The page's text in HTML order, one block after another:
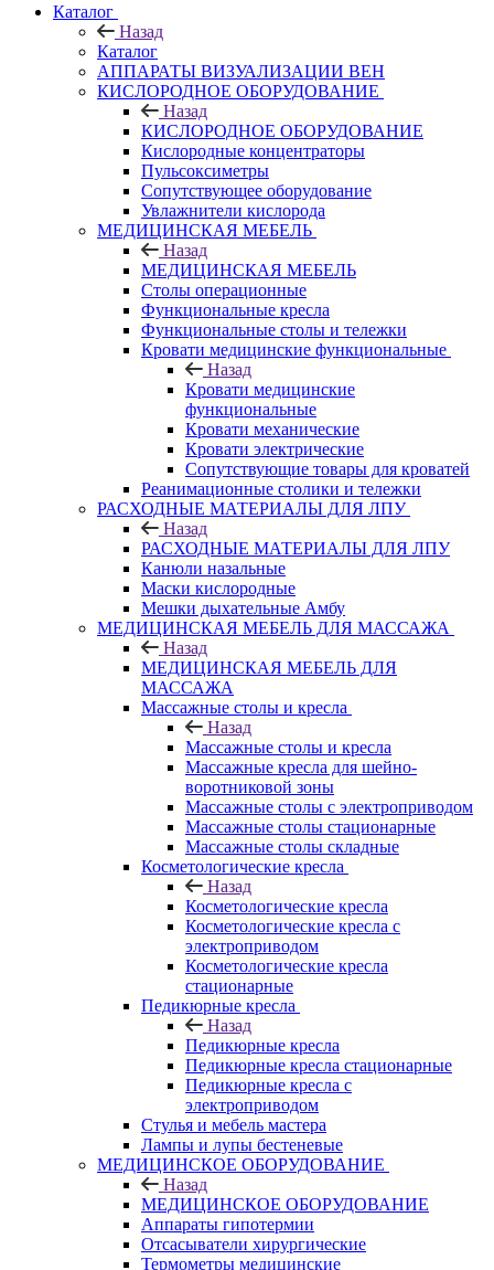
Каталог
Назад
Каталог
АППАРАТЫ ВИЗУАЛИЗАЦИИ ВЕН
КИСЛОРОДНОЕ ОБОРУДОВАНИЕ
Назад
КИСЛОРОДНОЕ ОБОРУДОВАНИЕ
Кислородные концентраторы
Пульсоксиметры
Сопутствующее оборудование
Увлажнители кислорода
МЕДИЦИНСКАЯ МЕБЕЛЬ
Назад
МЕДИЦИНСКАЯ МЕБЕЛЬ
Столы операционные
Функциональные кресла
Функциональные столы и тележки
Кровати медицинские функциональные
Назад
Кровати медицинские
функциональные
Кровати механические
Кровати электрические
Сопутствующие товары для кроватей
Реанимационные столики и тележки
РАСХОДНЫЕ МАТЕРИАЛЫ ДЛЯ ЛПУ
Назад
РАСХОДНЫЕ МАТЕРИАЛЫ ДЛЯ ЛПУ
Канюли назальные
Маски кислородные
Мешки дыхательные Амбу
МЕДИЦИНСКАЯ МЕБЕЛЬ ДЛЯ МАССАЖА
Назад
МЕДИЦИНСКАЯ МЕБЕЛЬ ДЛЯ
МАССАЖА
Массажные столы и кресла
Назад
Массажные столы и кресла
Массажные кресла для шейно-
воротниковой зоны
Массажные столы с электроприводом
Массажные столы стационарные
Массажные столы складные
Косметологические кресла
Назад
Косметологические кресла
Косметологические кресла с
электроприводом
Косметологические кресла
стационарные
Педикюрные кресла
Назад
Педикюрные кресла
Педикюрные кресла стационарные
Педикюрные кресла с
электроприводом
Стулья и мебель мастера
Лампы и лупы бестеневые
МЕДИЦИНСКОЕ ОБОРУДОВАНИЕ
Назад
МЕДИЦИНСКОЕ ОБОРУДОВАНИЕ
Аппараты гипотермии
Отсасыватели хирургические
Термометры медицинские